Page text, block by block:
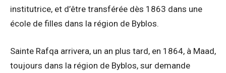
institutrice, et d’être transférée dès 1863 dans une
école de filles dans la région de Byblos.
Sainte Rafqa arrivera, un an plus tard, en 1864, à Maad,
toujours dans la région de Byblos, sur demande